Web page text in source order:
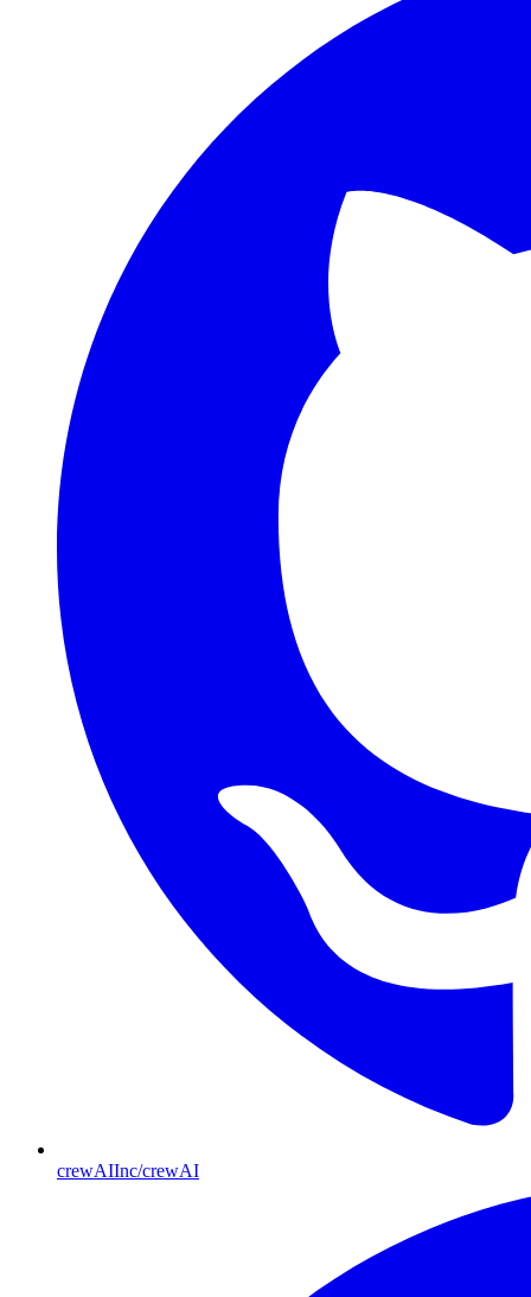
crewAIInc/crewAI